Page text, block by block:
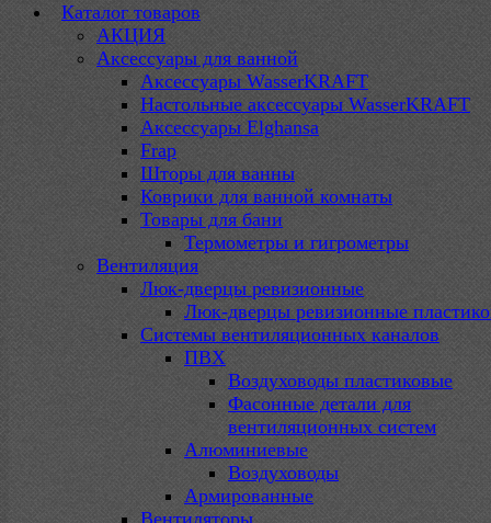
Каталог товаров
АКЦИЯ
Аксессуары для ванной
Аксессуары WasserKRAFT
Настольные аксессуары WasserKRAFT
Аксессуары Elghansa
Frap
Шторы для ванны
Коврики для ванной комнаты
Товары для бани
Термометры и гигрометры
Вентиляция
Люк-дверцы ревизионные
Люк-дверцы ревизионные
Системы вентиляционных каналов
ПВХ
Воздуховоды пластиковые
Фасонные детали для
вентиляционных систем
Алюминиевые
Воздуховоды
Армированные
Вентиляторы